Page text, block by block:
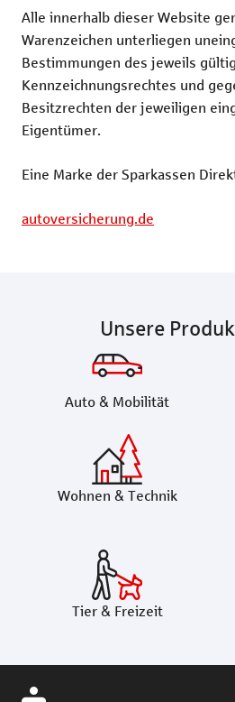
Alle innerhalb dieser Website
Warenzeichen unterliegen
Bestimmungen des jeweils
Kennzeichnungsrechtes und
Besitzrechten der jeweiligen
Eigentümer.
Eine Marke der Sparkassen
autoversicherung.de
Unsere
Auto & Mobilität
Wohnen & Technik
Tier & Freizeit